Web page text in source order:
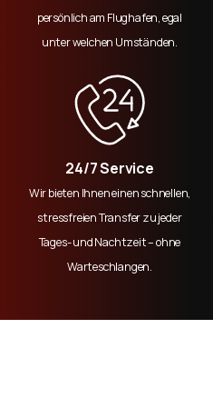
persönlich am Flughafen, egal
unter welchen Umständen.
24/7 Service
Wir bieten Ihnen einen schnellen,
stressfreien Transfer zu jeder
Tages- und Nachtzeit – ohne
Warteschlangen.